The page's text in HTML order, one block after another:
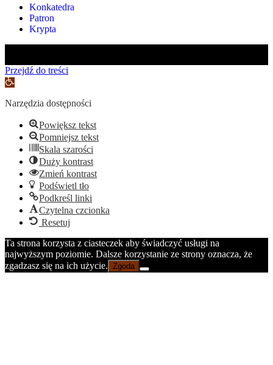
Konkatedra
Patron
Krypta
Przejdź do treści
Otwórz
narzędzi
Narzędzia dostępności
Powiększ tekst
Pomniejsz tekst
Skala szarości
Duży kontrast
Zmień kontrast
Podświetl tło
Podkreśl linki
Czytelna czcionka
Resetuj
Ta strona korzysta z ciasteczek aby świadczyć usługi na
najwyższym poziomie. Dalsze korzystanie ze strony oznacza, że
zgadzasz się na ich użycie. Zgoda